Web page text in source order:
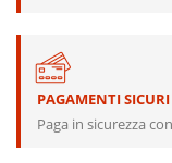
PAGAMENTI SICURI
Paga in sicurezza